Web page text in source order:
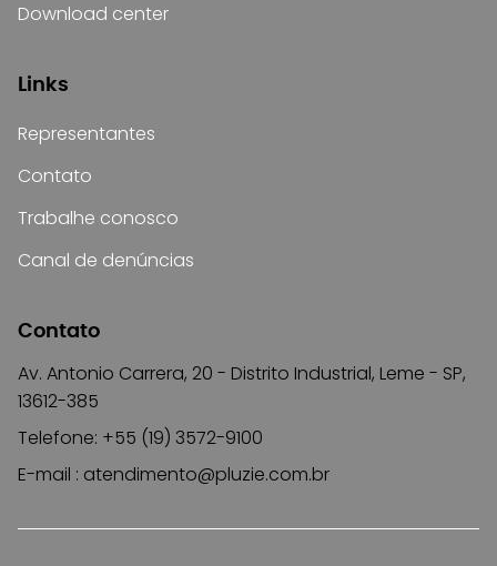
Download center
Links
Representantes
Contato
Trabalhe conosco
Canal de denúncias
Contato
Av. Antonio Carrera, 20 - Distrito Industrial, Leme - SP,
13612-385
Telefone: +55 (19) 3572-9100
E-mail : atendimento@pluzie.com.br